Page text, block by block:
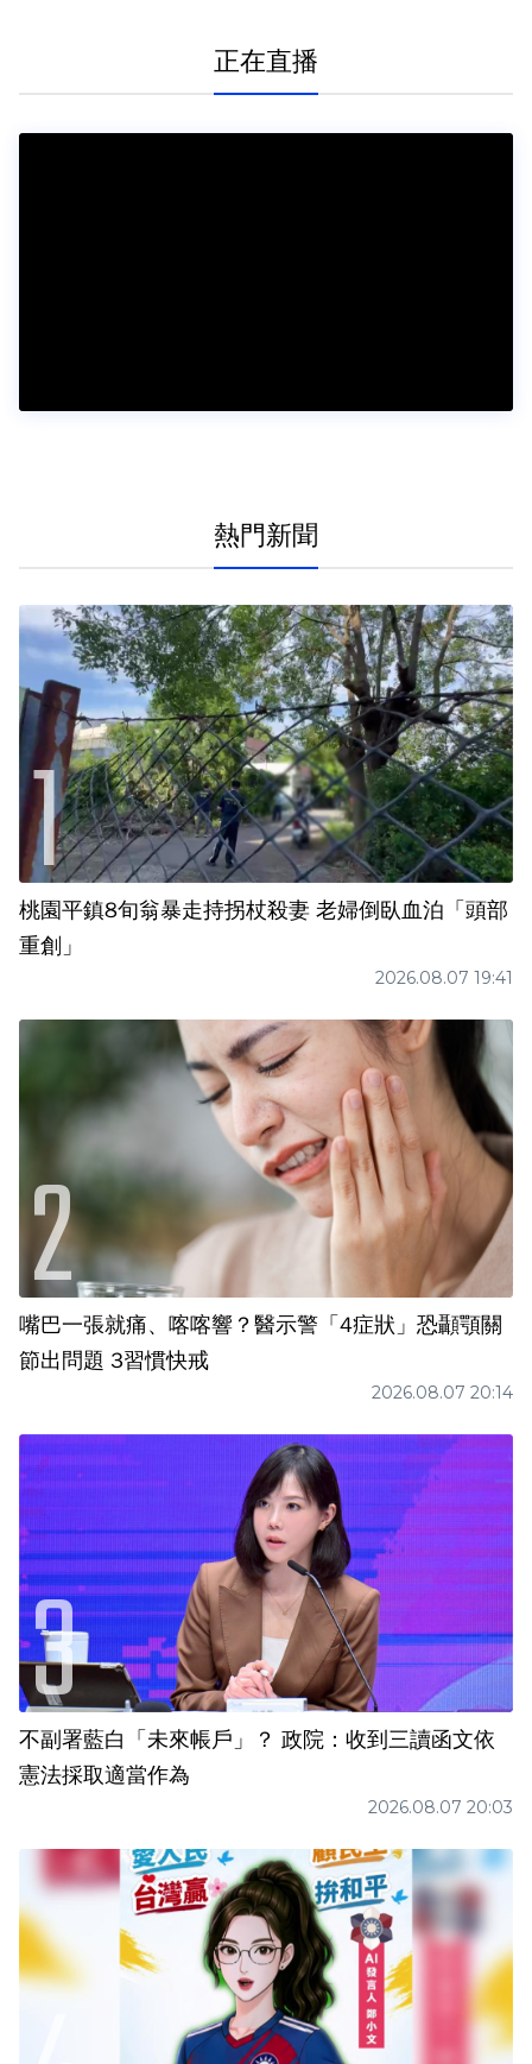
正在直播
熱門新聞
桃園平鎮8旬翁暴走持拐杖殺妻 老婦倒臥血泊「頭部
重創」
2026.08.07 19:41
嘴巴一張就痛、喀喀響？醫示警「4症狀」恐顳顎關
節出問題 3習慣快戒
2026.08.07 20:14
不副署藍白「未來帳戶」？ 政院：收到三讀函文依
憲法採取適當作為
2026.08.07 20:03